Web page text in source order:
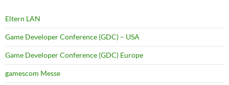
Eltern LAN
Game Developer Conference (GDC) – USA
Game Developer Conference (GDC) Europe
gamescom Messe